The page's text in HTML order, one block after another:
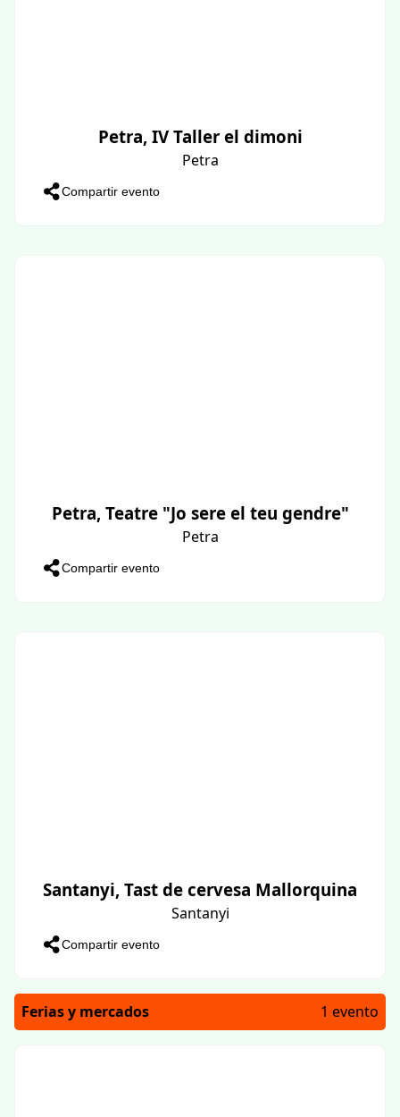
Petra, IV Taller el dimoni
Petra
Compartir evento
Petra, Teatre "Jo sere el teu gendre"
Petra
Compartir evento
Santanyi, Tast de cervesa Mallorquina
Santanyi
Compartir evento
Ferias y mercados 1 evento